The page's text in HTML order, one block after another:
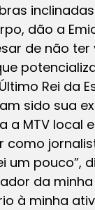
dão a
de não ter
Rei da
sido sua
MTV local
como
um pouco”,
da
à minha